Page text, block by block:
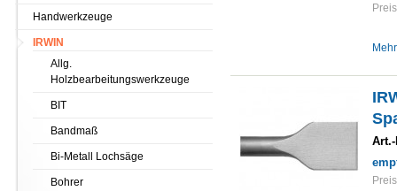
Art.-
Handwerkzeuge
IRWIN
Allg.
Holzbearbeitungswerkzeuge
BIT
Bandmaß
Bi-Metall Lochsäge
Bohrer